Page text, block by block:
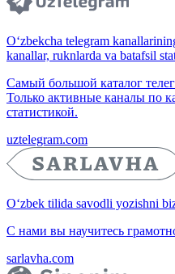
O‘zbekcha telegram
kanallar, ruknlarda va batafsil
Самый большой каталог
Только активные каналы по
статистикой.
uztelegram.com
O‘zbek tilida savodli yozishni
С нами вы научитесь
sarlavha.com